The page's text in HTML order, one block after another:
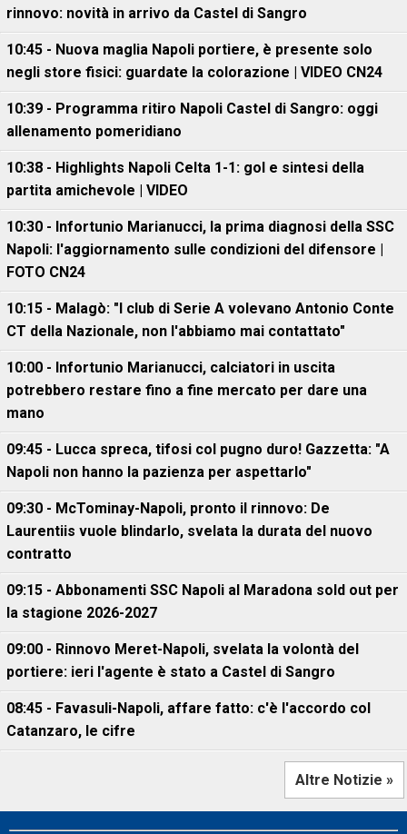
rinnovo: novità in arrivo da Castel di Sangro
10:45 - Nuova maglia Napoli portiere, è presente solo
negli store fisici: guardate la colorazione | VIDEO CN24
10:39 - Programma ritiro Napoli Castel di Sangro: oggi
allenamento pomeridiano
10:38 - Highlights Napoli Celta 1-1: gol e sintesi della
partita amichevole | VIDEO
10:30 - Infortunio Marianucci, la prima diagnosi della SSC
Napoli: l'aggiornamento sulle condizioni del difensore |
FOTO CN24
10:15 - Malagò: "I club di Serie A volevano Antonio Conte
CT della Nazionale, non l'abbiamo mai contattato"
10:00 - Infortunio Marianucci, calciatori in uscita
potrebbero restare fino a fine mercato per dare una
mano
09:45 - Lucca spreca, tifosi col pugno duro! Gazzetta: "A
Napoli non hanno la pazienza per aspettarlo"
09:30 - McTominay-Napoli, pronto il rinnovo: De
Laurentiis vuole blindarlo, svelata la durata del nuovo
contratto
09:15 - Abbonamenti SSC Napoli al Maradona sold out per
la stagione 2026-2027
09:00 - Rinnovo Meret-Napoli, svelata la volontà del
portiere: ieri l'agente è stato a Castel di Sangro
08:45 - Favasuli-Napoli, affare fatto: c'è l'accordo col
Catanzaro, le cifre
Altre Notizie »